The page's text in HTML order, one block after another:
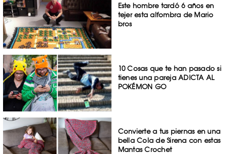
Este hombre tardó 6 años en
tejer esta alfombra de Mario
bros
10 Cosas que te han pasado si
tienes una pareja ADICTA AL
POKÉMON GO
Convierte a tus piernas en una
bella Cola de Sirena con estas
Mantas Crochet